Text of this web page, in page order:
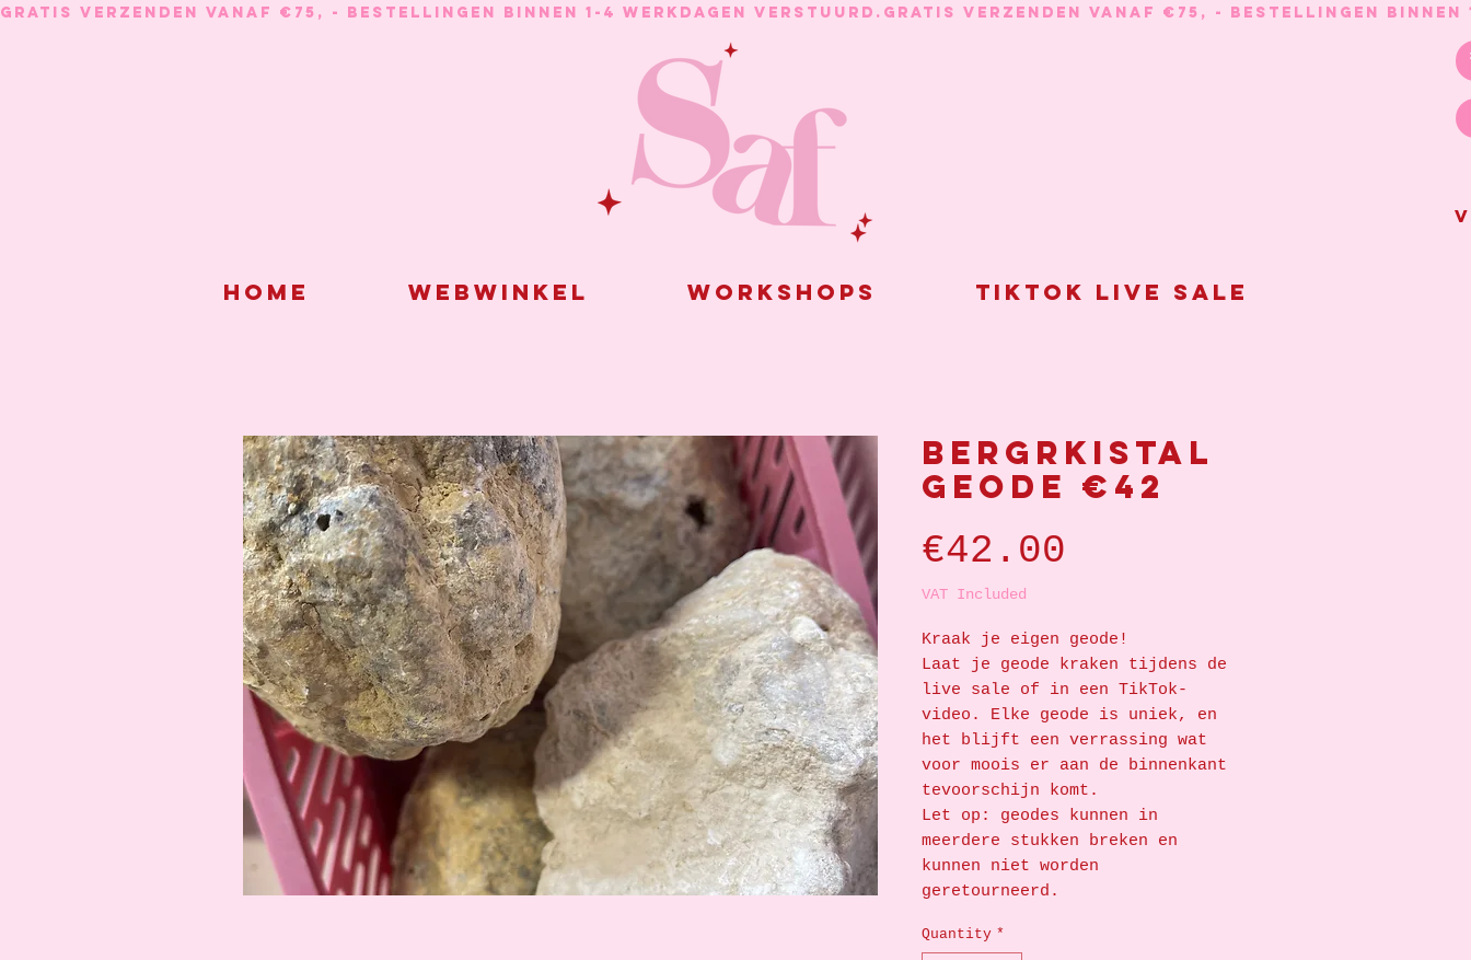
GRATIS VERZENDEN VANAF €75, - BESTELLINGEN BINNEN 1-4 WERKDAGEN VERSTUURD.
Home Webwinkel Workshops Tiktok live sale
Bergrkistal
geode €42
€42.00
VAT Included
Kraak je eigen geode!
Laat je geode kraken tijdens de
live sale of in een TikTok-
video. Elke geode is uniek, en
het blijft een verrassing wat
voor moois er aan de binnenkant
tevoorschijn komt.
Let op: geodes kunnen in
meerdere stukken breken en
kunnen niet worden
geretourneerd.
Quantity *